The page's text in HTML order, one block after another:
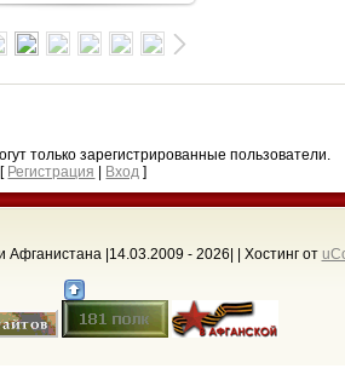
только зарегистрированные пользователи.
[ Регистрация Вход ]
|14.03.2009 - 2026 Хостинг от